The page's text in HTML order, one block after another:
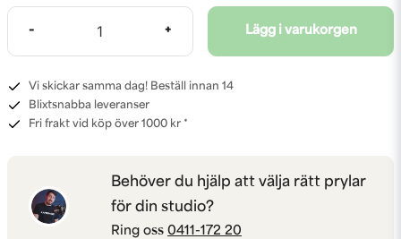
- + Lägg i varukorgen
Vi skickar samma dag! Beställ innan 14
Blixtsnabba leveranser
Fri frakt vid köp över 1000 kr *
Behöver du hjälp att välja rätt prylar
för din studio?
Ring oss 0411-172 20